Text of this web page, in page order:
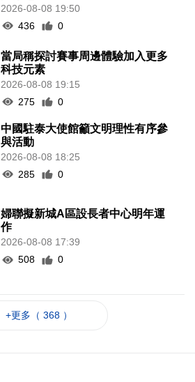
2026-08-08 19:50
436
0
當局稱探討賽事周邊體驗加入更多
科技元素
2026-08-08 19:15
275
0
中國駐泰大使館籲文明理性有序參
與活動
2026-08-08 18:25
285
0
婦聯擬新城A區設長者中心明年運
作
2026-08-08 17:39
508
0
+更多（ 368 ）